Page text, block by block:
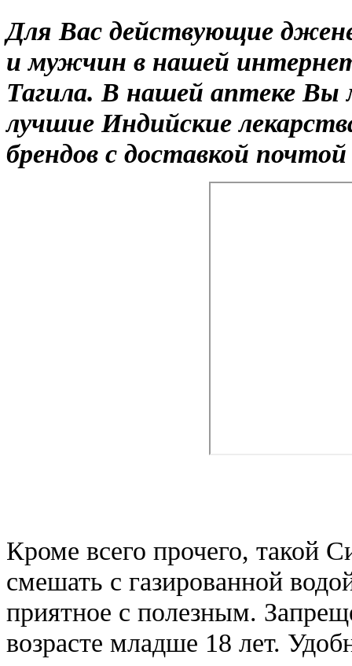
Для Вас действующие
и мужчин в нашей
Тагила. В нашей аптеке Вы
лучшие Индийские
брендов с доставкой
Кроме всего прочего, такой
смешать с газированной
приятное с полезным.
возрасте младше 18 лет.